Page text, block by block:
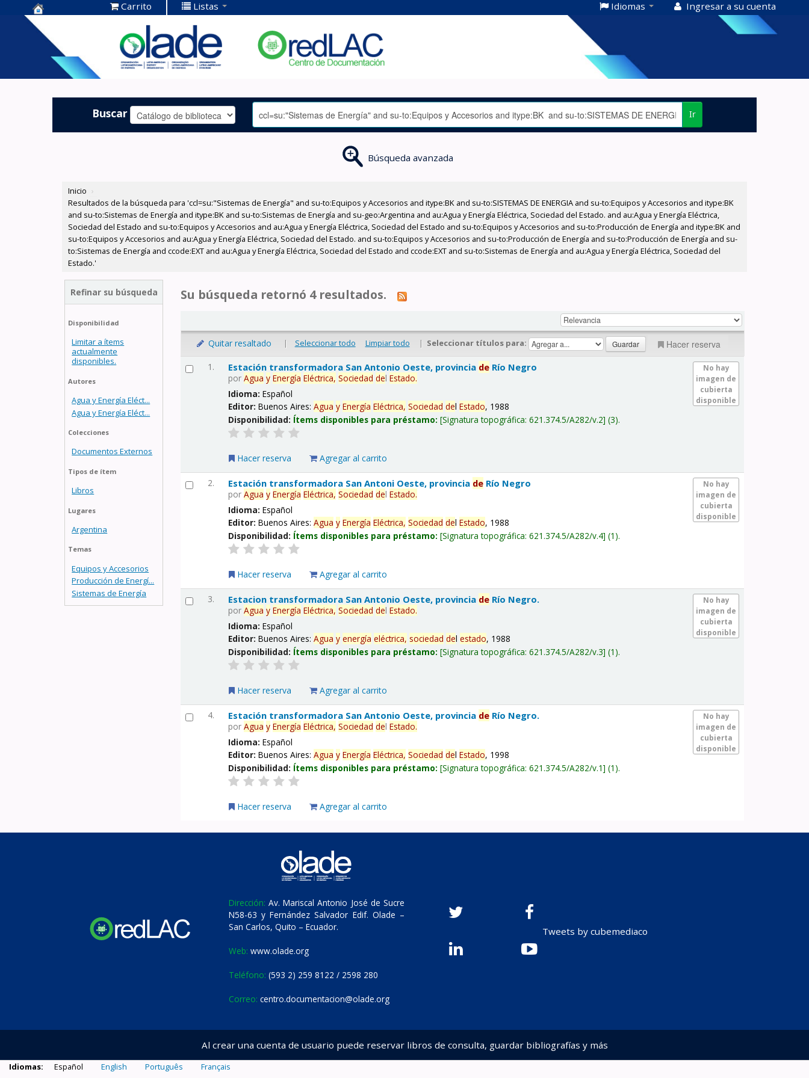
Centro de
Documentación
OLADE -
Carrito Listas Idiomas Ingresar a su cuenta
Buscar Ir
Búsqueda avanzada
Inicio ›
Resultados de la búsqueda para 'ccl=su:"Sistemas de Energía" and su-to:Equipos y Accesorios and itype:BK and su-to:SISTEMAS DE ENERGIA and su-to:Equipos y Accesorios and itype:BK
and su-to:Sistemas de Energía and itype:BK and su-to:Sistemas de Energía and su-geo:Argentina and au:Agua y Energía Eléctrica, Sociedad del Estado. and au:Agua y Energía Eléctrica,
Sociedad del Estado and su-to:Equipos y Accesorios and au:Agua y Energía Eléctrica, Sociedad del Estado and su-to:Equipos y Accesorios and su-to:Producción de Energía and itype:BK and
su-to:Equipos y Accesorios and au:Agua y Energía Eléctrica, Sociedad del Estado. and su-to:Equipos y Accesorios and su-to:Producción de Energía and su-to:Producción de Energía and su-
to:Sistemas de Energía and ccode:EXT and au:Agua y Energía Eléctrica, Sociedad del Estado and ccode:EXT and su-to:Sistemas de Energía and au:Agua y Energía Eléctrica, Sociedad del
Estado.'
Refinar su búsqueda
Disponibilidad
Limitar a ítems
actualmente
disponibles.
Autores
Agua y Energía Eléct...
Agua y Energía Eléct...
Colecciones
Documentos Externos
Tipos de ítem
Libros
Lugares
Argentina
Temas
Equipos y Accesorios
Producción de Energí...
Sistemas de Energía
Su búsqueda retornó 4 resultados.
Quitar resaltado | Seleccionar todo Limpiar todo | Seleccionar títulos para: Hacer reserva
1.
No hay
imagen de
cubierta
disponible
Estación transformadora San Antonio Oeste, provincia de Río Negro
porAgua y Energía Eléctrica, Sociedad delEstado.
Idioma:Español
Editor:Buenos Aires:Agua y Energía Eléctrica, Sociedad delEstado, 1988
Disponibilidad: Ítems disponibles para préstamo: Signatura topográfica:621.374.5/A282/v.2 (3).
Hacer reserva Agregar al carrito
2.
No hay
imagen de
cubierta
disponible
Estación transformadora San Antoni Oeste, provincia de Río Negro
porAgua y Energía Eléctrica, Sociedad delEstado.
Idioma:Español
Editor:Buenos Aires:Agua y Energía Eléctrica, Sociedad delEstado, 1988
Disponibilidad: Ítems disponibles para préstamo: Signatura topográfica:621.374.5/A282/v.4 (1).
Hacer reserva Agregar al carrito
3.
No hay
imagen de
cubierta
disponible
Estacion transformadora San Antonio Oeste, provincia de Río Negro.
porAgua y Energía Eléctrica, Sociedad delEstado.
Idioma:Español
Editor:Buenos Aires:Agua y energía eléctrica, sociedad delestado, 1988
Disponibilidad: Ítems disponibles para préstamo: Signatura topográfica:621.374.5/A282/v.3 (1).
Hacer reserva Agregar al carrito
4.
No hay
imagen de
cubierta
disponible
Estación transformadora San Antonio Oeste, provincia de Río Negro.
porAgua y Energía Eléctrica, Sociedad delEstado.
Idioma:Español
Editor:Buenos Aires:Agua y Energía Eléctrica, Sociedad delEstado, 1998
Disponibilidad: Ítems disponibles para préstamo: Signatura topográfica:621.374.5/A282/v.1 (1).
Hacer reserva Agregar al carrito
Dirección: Av. Mariscal Antonio José de Sucre
N58-63 y Fernández Salvador Edif. Olade –
San Carlos, Quito – Ecuador.
Web: www.olade.org
Teléfono: (593 2) 259 8122 / 2598 280
Correo: centro.documentacion@olade.org
Tweets by cubemediaco
Al crear una cuenta de usuario puede reservar libros de consulta, guardar bibliografías y más
Idiomas: Español English Português Français